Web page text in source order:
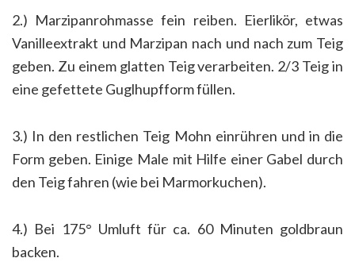
2.) Marzipanrohmasse fein reiben. Eierlikör, etwas
Vanilleextrakt und Marzipan nach und nach zum Teig
geben. Zu einem glatten Teig verarbeiten. 2/3 Teig in
eine gefettete Guglhupfform füllen.
3.) In den restlichen Teig Mohn einrühren und in die
Form geben. Einige Male mit Hilfe einer Gabel durch
den Teig fahren (wie bei Marmorkuchen).
4.) Bei 175° Umluft für ca. 60 Minuten goldbraun
backen.